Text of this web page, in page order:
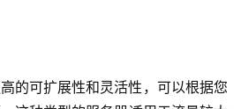
的可扩展性和灵活性，可以根据您